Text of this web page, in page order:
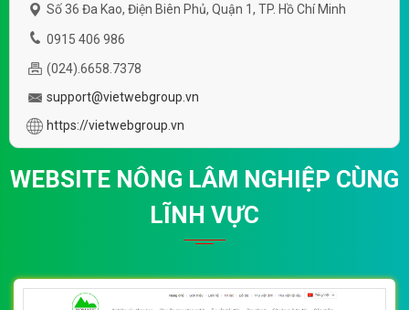
Số 36 Đa Kao, Điện Biên Phủ, Quận 1, TP. Hồ Chí Minh
0915 406 986
(024).6658.7378
support@vietwebgroup.vn
https://vietwebgroup.vn
WEBSITE NÔNG LÂM NGHIỆP CÙNG
LĨNH VỰC